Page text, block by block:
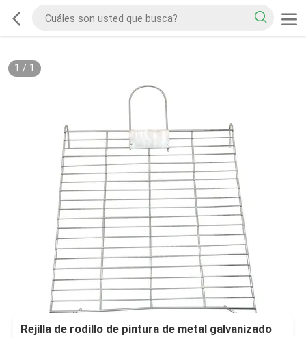
1 / 1
Rejilla de rodillo de pintura de metal galvanizado